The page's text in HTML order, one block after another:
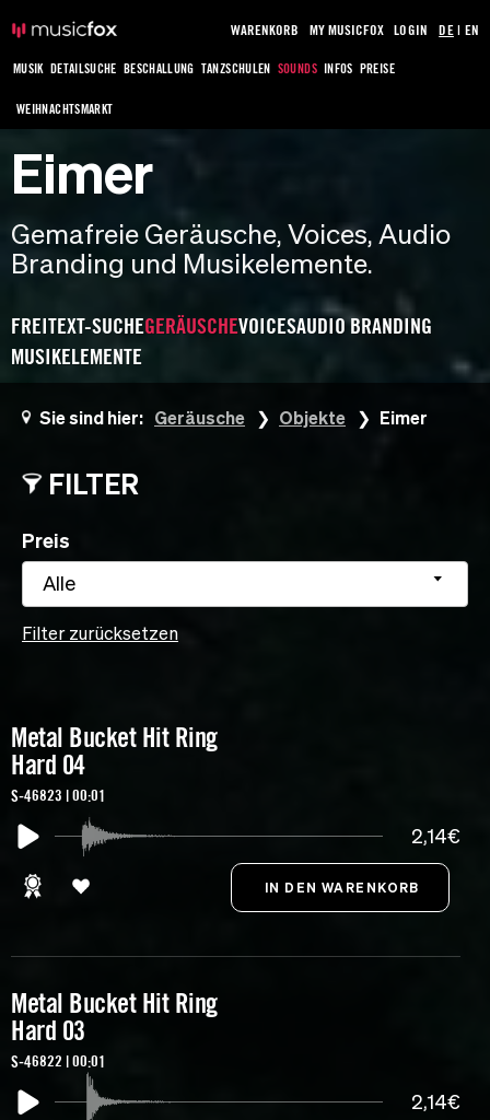
MUSIK DETAILSUCHE BESCHALLUNG TANZSCHULEN SOUNDS INFOS PREISE
WEIHNACHTSMARKT
WARENKORB MY MUSICFOX LOGIN DE| EN
Eimer
Gemafreie Geräusche, Voices, Audio
Branding und Musikelemente.
FREITEXT-SUCHEGERÄUSCHEVOICESAUDIO BRANDING
MUSIKELEMENTE
Sie sind hier: Geräusche Objekte Eimer
FILTER
Preis
Alle
Filter zurücksetzen
Metal Bucket Hit Ring
Hard 04
S-46823 | 00:01
2,14€
Metal Bucket Hit Ring
Hard 03
S-46822 | 00:01
2,14€